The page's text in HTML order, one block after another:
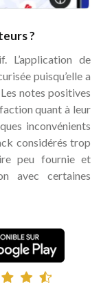
?
L’application de
puisqu’elle a
notes positives
quant à leur
inconvénients
considérés trop
peu fournie et
avec certaines